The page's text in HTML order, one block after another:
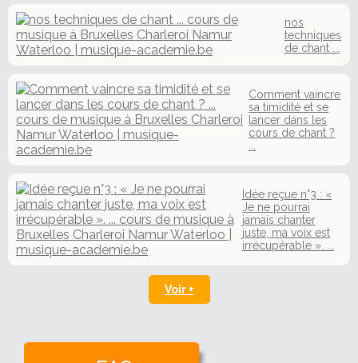
nos
techniques
de chant ...
Comment vaincre
sa timidité et se
lancer dans les
cours de chant ?
Idée reçue n°3 : «
Je ne pourrai
jamais chanter
juste, ma voix est
irrécupérable ». ...
Voir +